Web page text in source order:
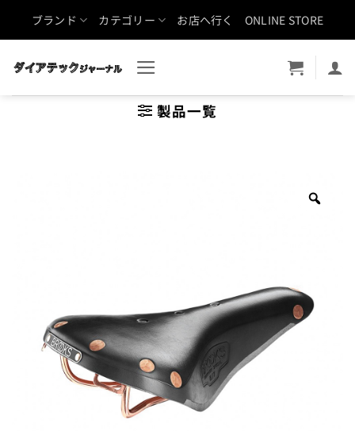
ブランド カテゴリー お店へ行く ONLINE STORE
製品一覧